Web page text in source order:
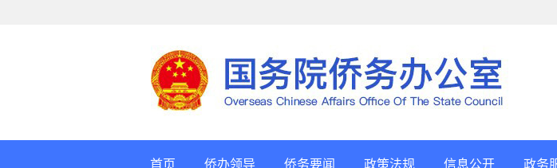
首页 侨办领导 侨务要闻 政策法规 信息公开 政务